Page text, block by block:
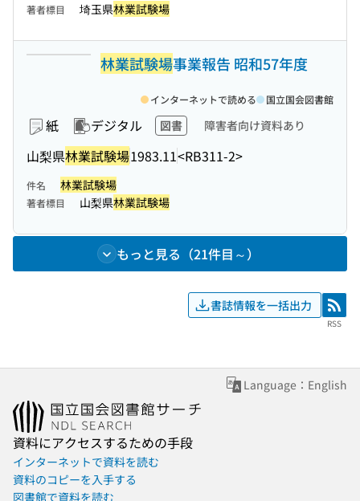
著者標目 埼玉県林業試験場
林業試験場事業報告 昭和57年度
紙 デジタル 図書 障害者向け資料あり
山梨県林業試験場1983.11<RB311-2>
インターネットで読める 国立国会図書館
件名 林業試験場
著者標目 山梨県林業試験場
もっと見る（21件目～）
書誌情報を一括出力 RSS
RSS
Language：English
資料にアクセスするための手段
インターネットで資料を読む
資料のコピーを入手する
図書館で資料を読む